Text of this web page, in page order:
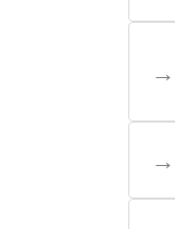
→
→